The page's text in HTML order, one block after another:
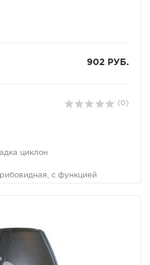
902 РУБ.
(0)
циклон
с функцией